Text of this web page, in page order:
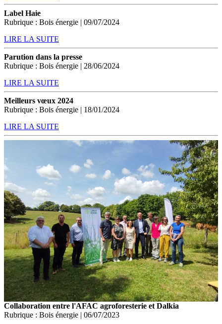
Label Haie
Rubrique : Bois énergie | 09/07/2024
LIRE LA SUITE
Parution dans la presse
Rubrique : Bois énergie | 28/06/2024
LIRE LA SUITE
Meilleurs vœux 2024
Rubrique : Bois énergie | 18/01/2024
LIRE LA SUITE
Collaboration entre l'AFAC agroforesterie et Dalkia
Rubrique : Bois énergie | 06/07/2023